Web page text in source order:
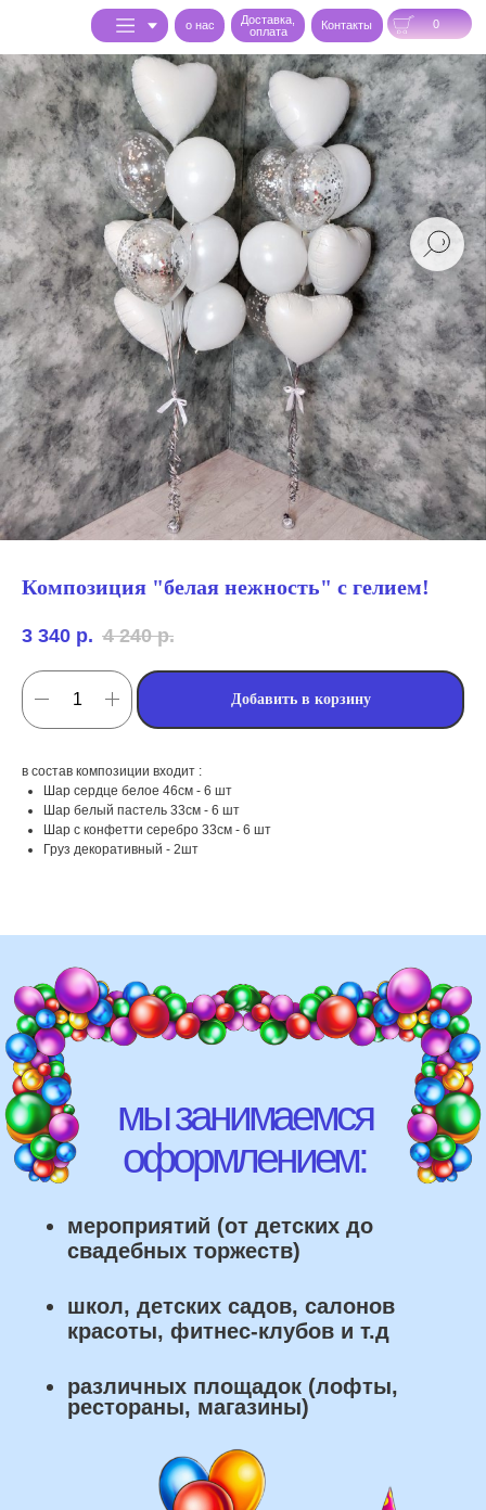
0
Доставка,
оплата
Контакты
o нас
Композиция "белая нежность" с гелием!
3 340 р. 4 240 р.
Добавить в корзину
в состав композиции входит :
Шар сердце белое 46см - 6 шт
Шар белый пастель 33см - 6 шт
Шар с конфетти серебро 33см - 6 шт
Груз декоративный - 2шт
школ, детских садов, салонов
различных площадок (лофты,
рестораны, магазины)
составление различных фонтанов
что мы умеем делать из
воздушных шаров:
мы занимаемся
оформлением: